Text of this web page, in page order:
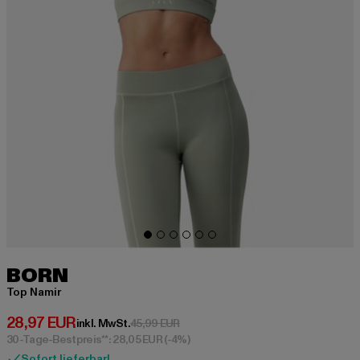
BORN
Top Namir
28,97 EUR
Derzeitiger Preis: 28,97 EUR
inkl. MwSt.45,99 EURAktionspreis: 45,99 EUR
30-Tage-Bestpreis**: 28,05 EUR(-4%)